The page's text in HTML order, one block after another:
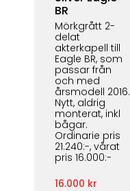
BR
Mörkgrått 2-
delat
akterkapell till
Eagle BR, som
passar från
och med
årsmodell 2016.
Nytt, aldrig
monterat, inkl
bågar.
Ordinarie pris
21.240:-, vårat
pris 16.000:-
16.000 kr